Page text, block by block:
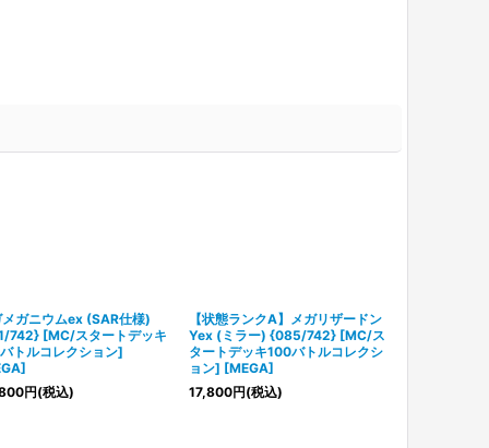
メガニウムex (SAR仕様)
742} [MC/スタートデッキ
トルコレクション]
円(税込)
【状態ランクA】メガリザードン
Yex (ミラー) {085/742} [MC/ス
タートデッキ100バトルコレクシ
ョン] [MEGA]
17,800円(税込)